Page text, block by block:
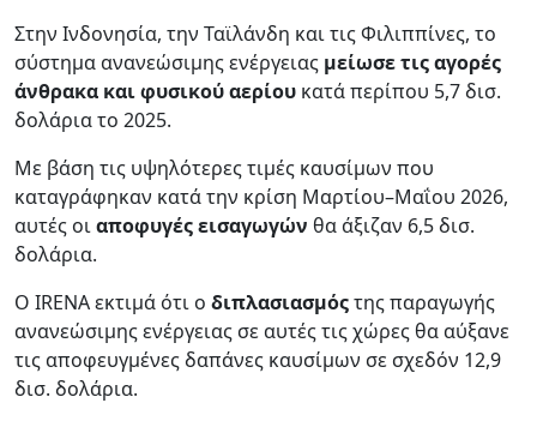
Στην Ινδονησία, την Ταϊλάνδη και τις Φιλιππίνες, το
σύστημα ανανεώσιμης ενέργειας μείωσετις αγορές
άνθρακα και φυσικού αερίου κατά περίπου 5,7 δισ.
δολάρια το 2025.
Με βάση τις υψηλότερες τιμές καυσίμων που
καταγράφηκαν κατά την κρίση Μαρτίου–Μαΐου 2026,
αυτές οιαποφυγές εισαγωγών θα άξιζαν 6,5 δισ.
δολάρια.
Ο IRENA εκτιμά ότι ο διπλασιασμόςτης παραγωγής
ανανεώσιμης ενέργειας σε αυτές τις χώρες θα αύξανε
τις αποφευγμένες δαπάνες καυσίμων σε σχεδόν 12,9
δισ. δολάρια.